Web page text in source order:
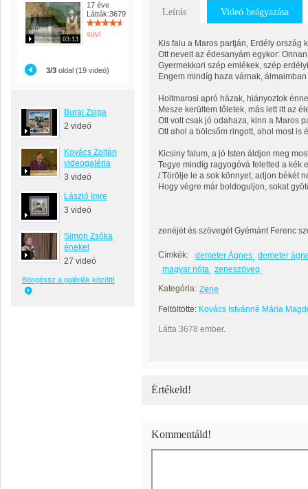
03:13
17 éve
Látták:3679
suvi
3/3 oldal (19 videó)
Burai Zsiga
2 videó
Kovács Zoltán
videogaléria
3 videó
László Imre
3 videó
Simon Zsóka
énekel
27 videó
Böngéssz a galériák között!
Leírás Videó beágyazása
Kis falu a Maros partján, Erdély ország
Ott nevelt az édesanyám egykor:
Gyermekkori szép emlékek, szép
Engem mindíg haza várnak,
Holtmarosi apró házak, hiányoztok
Mesze kerültem tőletek, más lett itt az
Ott volt csak jó odahaza, kinn a Maros
Ott ahol a bölcsőm ringott, ahol most is
Kicsiny falum, a jó Isten áldjon meg
Tegye mindíg ragyogóvá feletted a kék
/:Törölje le a sok könnyet, adjon békét
Hogy végre már boldoguljon, sokat
zenéjét és szövegét Gyémánt Ferenc
Címkék: demeter Ágnes demeter
magyar nóta zeneszöveg
Kategória: Zene
Feltöltötte: Kovács Istvánné Mária
Látta 3678 ember.
Értékeld!
Kommentáld!